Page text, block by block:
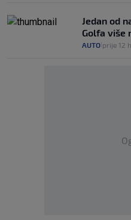
Jedan od
Golfa više
AUTO prije 12 h